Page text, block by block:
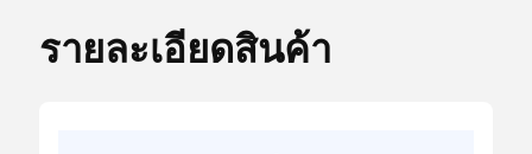
รายละเอียดสินค้า